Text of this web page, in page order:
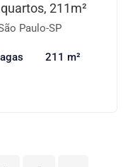
211m²
Paulo-SP
211 m²